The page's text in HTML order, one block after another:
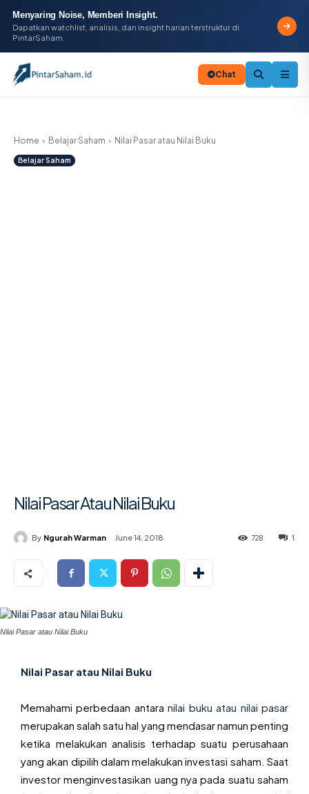
Menyaring Noise, Memberi Insight.
Dapatkan watchlist, analisis, dan insight harian terstruktur di
PintarSaham.
Chat
Home Belajar Saham Nilai Pasar atau Nilai Buku
Belajar Saham
Nilai Pasar Atau Nilai Buku
By Ngurah Warman June 14, 2018 1
728
Nilai Pasar atau Nilai Buku
Nilai Pasar atau Nilai Buku
Memahami perbedaan antaranilai buku atau nilai pasar
merupakan salah satu hal yang mendasar namun penting
ketika melakukan analisis terhadap suatu perusahaan
yang akan dipilih dalam melakukan investasi saham. Saat
investor menginvestasikan uang nya pada suatu saham